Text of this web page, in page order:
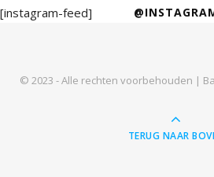
[instagram-feed]
© 2023 - Alle rechten voorbehouden |
TERUG NAAR